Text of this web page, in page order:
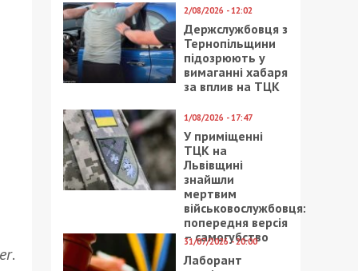
.
2/08/2026 - 12:02
Держслужбовця з
Тернопільщини
підозрюють у
вимаганні хабаря
за вплив на ТЦК
1/08/2026 - 17:47
У приміщенні
ТЦК на
Львівщині
знайшли
мертвим
військовослужбовця:
попередня версія
– самогубство
31/07/2026 - 20:00
Лаборант